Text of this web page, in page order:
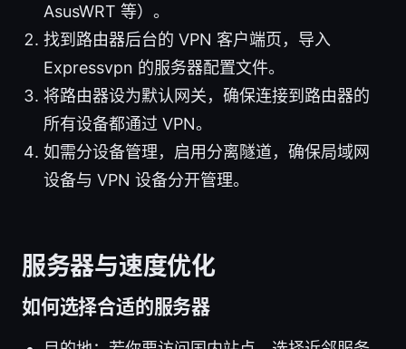
AsusWRT 等）。
找到路由器后台的 VPN 客户端页，导入
Expressvpn 的服务器配置文件。
将路由器设为默认网关，确保连接到路由器的
所有设备都通过 VPN。
如需分设备管理，启用分离隧道，确保局域网
设备与 VPN 设备分开管理。
服务器与速度优化
如何选择合适的服务器